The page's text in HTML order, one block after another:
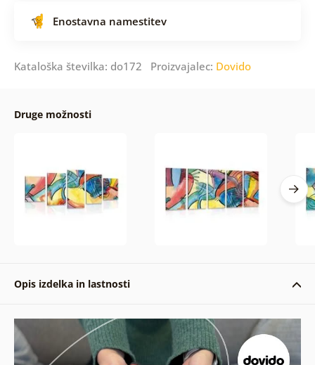
Enostavna namestitev
Kataloška številka: do172 Proizvajalec: Dovido
Druge možnosti
Opis izdelka in lastnosti